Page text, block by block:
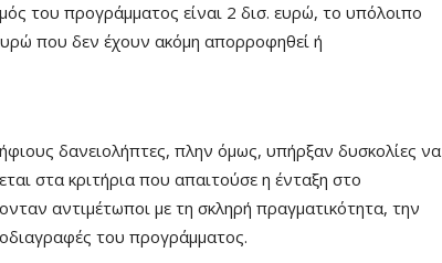
του προγράμματος είναι 2 δισ. ευρώ, το υπόλοιπο
που δεν έχουν ακόμη απορροφηθεί ή
δανειολήπτες, πλην όμως, υπήρξαν δυσκολίες να
στα κριτήρια που απαιτούσε η ένταξη στο
αντιμέτωποι με τη σκληρή πραγματικότητα, την
του προγράμματος.